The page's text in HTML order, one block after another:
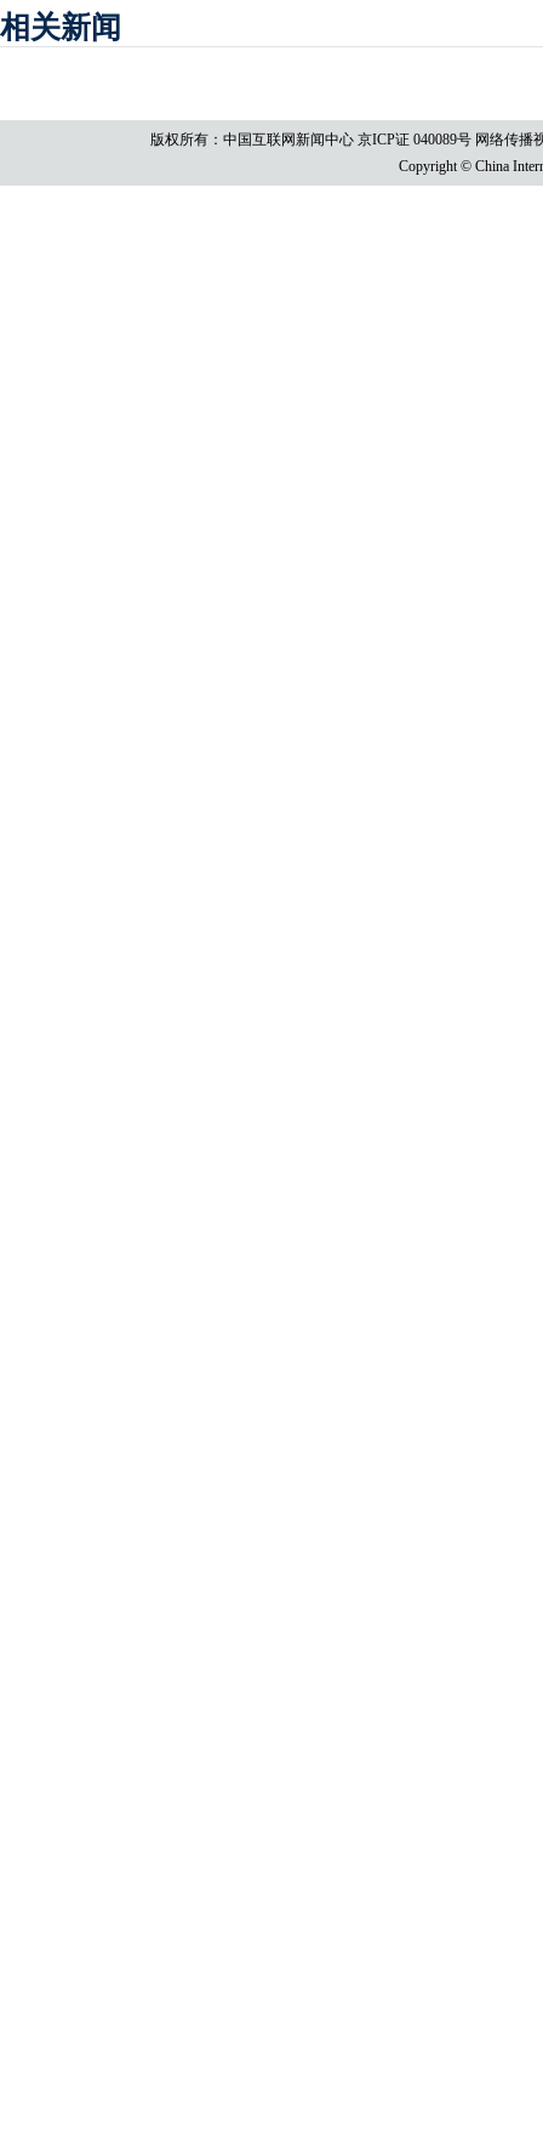
相关新闻
版权所有：中国互联网新闻中心 京ICP证 040089号 网络传播
Copyright © China